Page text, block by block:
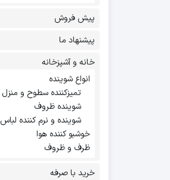
پیش فروش
پیشنهاد ما
خانه و آشپزخانه
انواع شوینده
تمیزکننده سطوح و منزل
شوینده ظروف
شوینده و نرم کننده لباس
خوشبو کننده هوا
ظرف و ظروف
خرید با صرفه